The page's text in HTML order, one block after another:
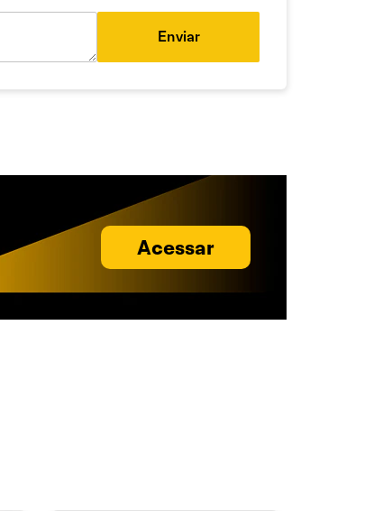
Enviar
Acessar